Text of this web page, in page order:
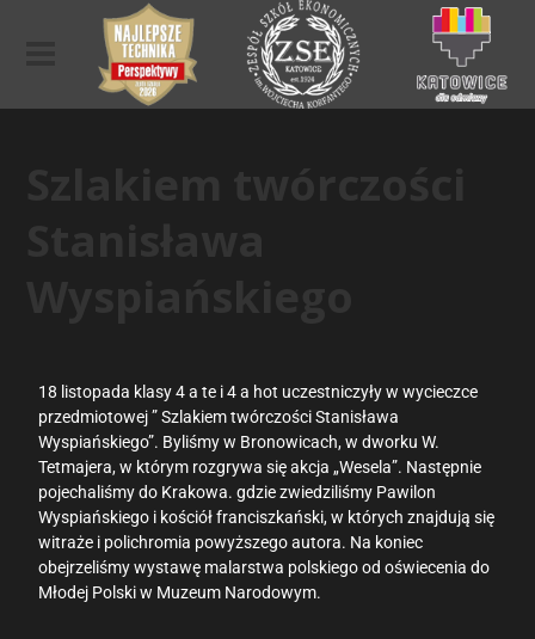
18 listopada klasy 4 a te i 4 a hot uczestniczyły w wycieczce
przedmiotowej ” Szlakiem twórczości Stanisława
Wyspiańskiego”. Byliśmy w Bronowicach, w dworku W.
Tetmajera, w którym rozgrywa się akcja „Wesela”. Następnie
pojechaliśmy do Krakowa. gdzie zwiedziliśmy Pawilon
Wyspiańskiego i kościół franciszkański, w których znajdują się
witraże i polichromia powyższego autora. Na koniec
obejrzeliśmy wystawę malarstwa polskiego od oświecenia do
Młodej Polski w Muzeum Narodowym.